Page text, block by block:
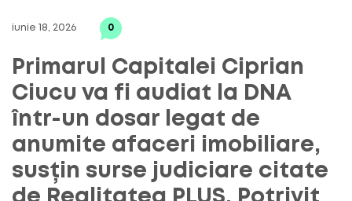
iunie 18, 2026 0
Primarul Capitalei Ciprian
Ciucu va fi audiat la DNA
într-un dosar legat de
anumite afaceri imobiliare,
susțin surse judiciare citate